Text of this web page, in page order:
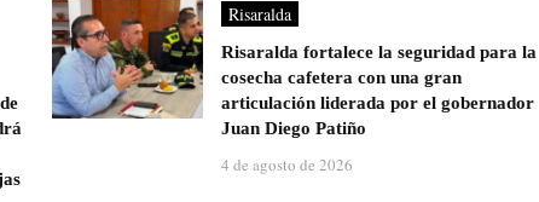
Risaralda
Risaralda fortalece la seguridad para la
cosecha cafetera con una gran
articulación liderada por el gobernador
Juan Diego Patiño
4 de agosto de 2026